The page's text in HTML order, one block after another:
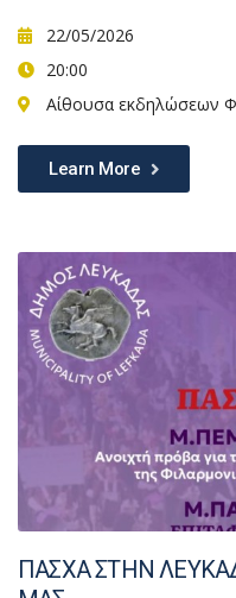
22/05/2026
20:00
Αίθουσα εκδηλώσεων
Learn More
ΠΑΣΧΑ ΣΤΗΝ